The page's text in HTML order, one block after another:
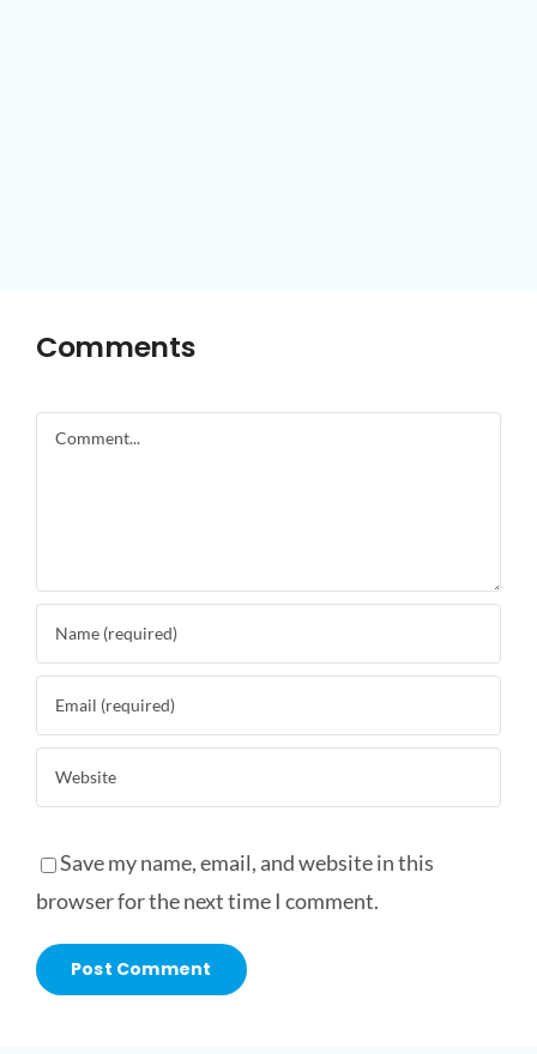
Comments
Comment
Save my name, email, and website in this
browser for the next time I comment.